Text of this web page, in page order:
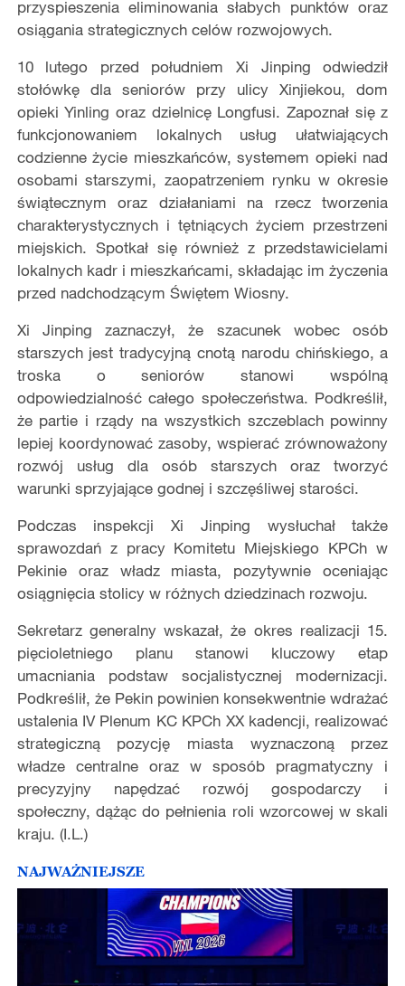
przyspieszenia eliminowania słabych punktów oraz
osiągania strategicznych celów rozwojowych.
10 lutego przed południem Xi Jinping odwiedził
stołówkę dla seniorów przy ulicy Xinjiekou, dom
opieki Yinling oraz dzielnicę Longfusi. Zapoznał się z
funkcjonowaniem lokalnych usług ułatwiających
codzienne życie mieszkańców, systemem opieki nad
osobami starszymi, zaopatrzeniem rynku w okresie
świątecznym oraz działaniami na rzecz tworzenia
charakterystycznych i tętniących życiem przestrzeni
miejskich. Spotkał się również z przedstawicielami
lokalnych kadr i mieszkańcami, składając im życzenia
przed nadchodzącym Świętem Wiosny.
Xi Jinping zaznaczył, że szacunek wobec osób
starszych jest tradycyjną cnotą narodu chińskiego, a
troska o seniorów stanowi wspólną
odpowiedzialność całego społeczeństwa. Podkreślił,
że partie i rządy na wszystkich szczeblach powinny
lepiej koordynować zasoby, wspierać zrównoważony
rozwój usług dla osób starszych oraz tworzyć
warunki sprzyjające godnej i szczęśliwej starości.
Podczas inspekcji Xi Jinping wysłuchał także
sprawozdań z pracy Komitetu Miejskiego KPCh w
Pekinie oraz władz miasta, pozytywnie oceniając
osiągnięcia stolicy w różnych dziedzinach rozwoju.
Sekretarz generalny wskazał, że okres realizacji 15.
pięcioletniego planu stanowi kluczowy etap
umacniania podstaw socjalistycznej modernizacji.
Podkreślił, że Pekin powinien konsekwentnie wdrażać
ustalenia IV Plenum KC KPCh XX kadencji, realizować
strategiczną pozycję miasta wyznaczoną przez
władze centralne oraz w sposób pragmatyczny i
precyzyjny napędzać rozwój gospodarczy i
społeczny, dążąc do pełnienia roli wzorcowej w skali
kraju. (I.L.)
NAJWAŻNIEJSZE